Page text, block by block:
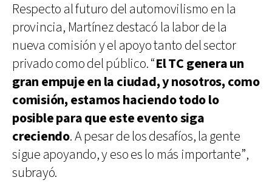
Respecto al futuro del automovilismo en la
provincia, Martínez destacó la labor de la
nueva comisión y el apoyo tanto del sector
privado como del público. “El TC genera un
gran empuje en la ciudad, y nosotros, como
comisión, estamos haciendo todo lo
posible para que este evento siga
creciendo. A pesar de los desafíos, la gente
sigue apoyando, y eso es lo más importante”,
subrayó.